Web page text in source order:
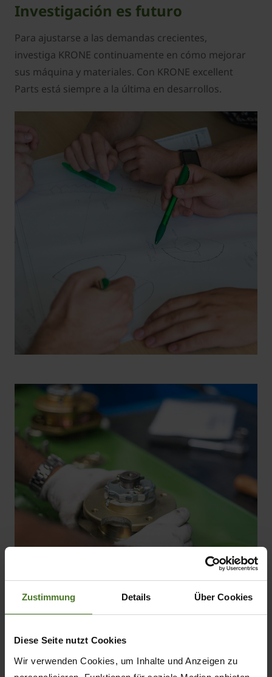
Zustimmung Details Über Cookies
Diese Seite nutzt Cookies
Wir verwenden Cookies, um Inhalte und Anzeigen zu
Investigación es futuro
Para ajustarse a las demandas crecientes,
investiga KRONE continuamente en cómo mejorar
sus máquina y materiales. Con KRONE excellent
Parts está siempre a la última en desarrollos.
Su máquina está protegida
Sólo si utiliza KRONE excellent Parts originales